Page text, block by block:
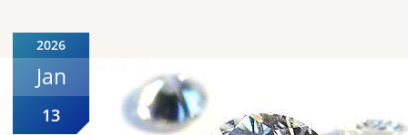
2026
Jan
13